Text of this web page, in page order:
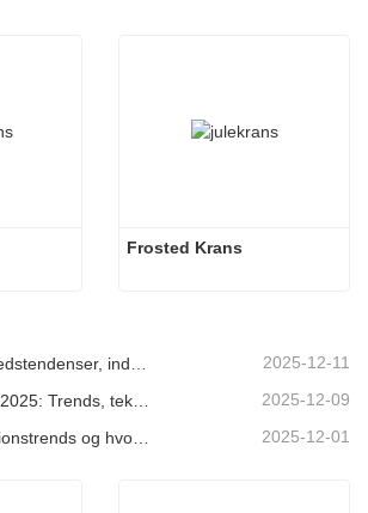
Frosted Krans
2025-12-11
2025-12-09
Globale juledekorationstrends og hvorfor Christmas Queen fortsat fører an på markedet 2025-12-01